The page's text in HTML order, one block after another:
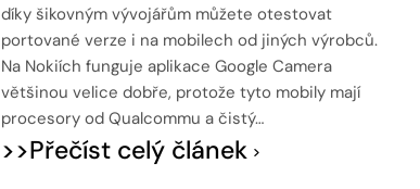
díky šikovným vývojářům můžete otestovat
portované verze i na mobilech od jiných výrobců.
Na Nokiích funguje aplikace Google Camera
většinou velice dobře, protože tyto mobily mají
procesory od Qualcommu a čistý…
>>Přečíst celý článek